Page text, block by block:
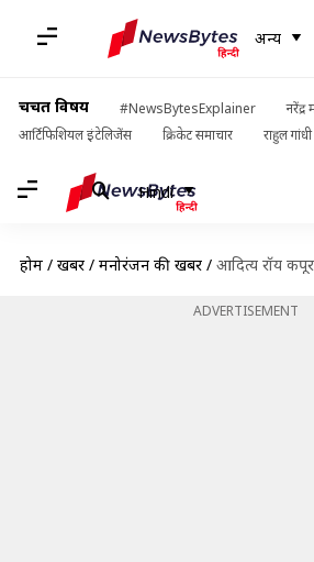
अन्य
चर्चित विषय #NewsBytesExplainer
नरेंद्र
आर्टिफिशियल इंटेलिजेंस
क्रिकेट समाचार राहुल गांधी
Hindi
होम / खबरें / मनोरंजन की खबरें / आदित्य रॉय कपूर और अनन्या
ADVERTISEMENT